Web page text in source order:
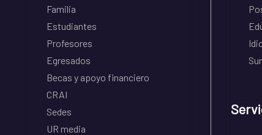
Familia
Estudiantes
Profesores
Egresados
Becas y apoyo financiero
CRAI
Sedes
UR media